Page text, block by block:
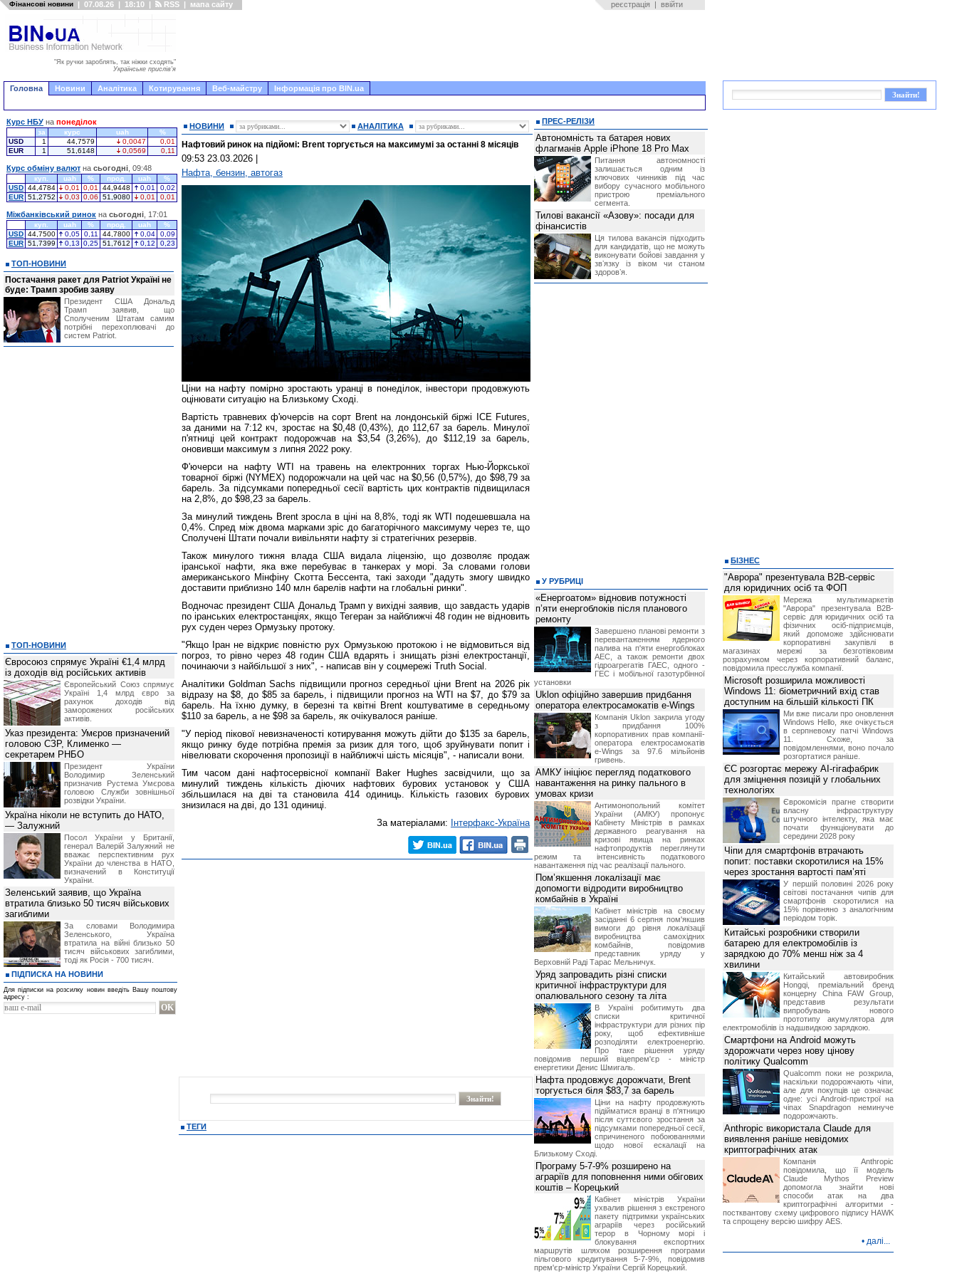
Фінансові новини | 07.08.26 | 18:10 | RSS | мапа сайту реєстрація | ввійти
"Як ручки зароблять, так ніжки сходять"
Українське прислів'я
Головна Новини Аналітика Котирування Веб-майстру Інформація про BIN.ua
НОВИНИ АНАЛІТИКА
Нафтовий ринок на підйомі: Brent торгується на максимумі за останні 8 місяців
09:53 23.03.2026
Нафта, бензин, автогаз
Ціни на нафту помірно зростають уранці в понеділок, інвестори продовжують
оцінювати ситуацію на Близькому Сході.
Вартість травневих ф'ючерсів на сорт Brent на лондонській біржі ICE Futures,
за даними на 7:12 кч, зростає на $0,48 (0,43%), до 112,67 за барель. Минулої
п'ятниці цей контракт подорожчав на $3,54 (3,26%), до $112,19 за барель,
оновивши максимум з липня 2022 року.
Ф'ючерси на нафту WTI на травень на електронних торгах Нью-Йоркської
товарної біржі (NYMEX) подорожчали на цей час на $0,56 (0,57%), до $98,79 за
барель. За підсумками попередньої сесії вартість цих контрактів підвищилася
на 2,8%, до $98,23 за барель.
За минулий тиждень Brent зросла в ціні на 8,8%, тоді як WTI подешевшала на
0,4%. Спред між двома марками зріс до багаторічного максимуму через те, що
Сполучені Штати почали вивільняти нафту зі стратегічних резервів.
Також минулого тижня влада США видала ліцензію, що дозволяє продаж
іранської нафти, яка вже перебуває в танкерах у морі. За словами голови
американського Мінфіну Скотта Бессента, такі заходи "дадуть змогу швидко
доставити приблизно 140 млн барелів нафти на глобальні ринки".
Водночас президент США Дональд Трамп у вихідні заявив, що завдасть ударів
по іранських електростанціях, якщо Тегеран за найближчі 48 годин не відновить
рух суден через Ормузьку протоку.
"Якщо Іран не відкриє повністю рух Ормузькою протокою і не відмовиться від
погроз, то рівно через 48 годин США вдарять і знищать різні електростанції,
починаючи з найбільшої з них", - написав він у соцмережі Truth Social.
Аналітики Goldman Sachs підвищили прогноз середньої ціни Brent на 2026 рік
відразу на $8, до $85 за барель, і підвищили прогноз на WTI на $7, до $79 за
барель. На їхню думку, в березні та квітні Brent коштуватиме в середньому
$110 за барель, а не $98 за барель, як очікувалося раніше.
"У період пікової невизначеності котирування можуть дійти до $135 за барель,
якщо ринку буде потрібна премія за ризик для того, щоб зруйнувати попит і
нівелювати скорочення пропозиції в найближчі шість місяців", - написали вони.
Тим часом дані нафтосервісної компанії Baker Hughes засвідчили, що за
минулий тиждень кількість діючих нафтових бурових установок у США
збільшилася на дві та становила 414 одиниць. Кількість газових бурових
знизилася на дві, до 131 одиниці.
За матеріалами: Інтерфакс-Україна
ТЕГИ
Курс НБУ на понеділок
за курс uah
%
USD
1 44,7579 0,0047
0,01
EUR
1 51,6148 0,0569 0,11
Курс обміну валют на сьогодні , 09:48
куп. uah % прод. uah
%
USD 44,4784 0,01 0,01 44,9448 0,01
0,02
EUR 51,2752 0,03 0,06 51,9080 0,01 0,01
Міжбанківський ринок на сьогодні , 17:01
куп. uah % прод. uah
%
USD 44,7500 0,05 0,11 44,7800 0,04
0,09
EUR 51,7399 0,13 0,25 51,7612 0,12 0,23
ТОП-НОВИНИ
Постачання ракет для Patriot Україні не
буде: Трамп зробив заяву
Президент США Дональд
Трамп заявив, що
Сполученим Штатам самим
потрібні перехоплювачі до
систем Patriot.
ТОП-НОВИНИ
Євросоюз спрямує Україні €1,4 млрд
із доходів від російських активів
Європейський Союз спрямує
Україні 1,4 млрд євро за
рахунок доходів від
заморожених російських
активів.
Указ президента: Умєров призначений
головою СЗР, Клименко —
секретарем РНБО
Президент України
Володимир Зеленський
призначив Pустема Умєрова
головою Служби зовнішньої
розвідки України.
Україна ніколи не вступить до НАТО,
— Залужний
Посол України у Британії,
генерал Валерій Залужний не
вважає перспективним рух
України до членства в НАТО,
визначений в Конституції
України.
Зеленський заявив, що Україна
втратила близько 50 тисяч військових
загиблими
За словами Володимира
Зеленського, Україна
втратила на війні близько 50
тисяч військових загиблими,
тоді як Росія - 700 тисяч.
ПІДПИСКА НА НОВИНИ
Для підписки на розсилку новин введіть Вашу поштову
адресу :
ПРЕС-РЕЛІЗИ
Автономність та батарея нових
флагманів Apple iPhone 18 Pro Max
Питання автономності
залишається одним із
ключових чинників під час
вибору сучасного мобільного
пристрою преміального
сегмента.
Тилові вакансії «Азову»: посади для
фінансистів
Ця тилова вакансія підходить
для кандидатів, що не можуть
виконувати бойові завдання у
звʼязку із віком чи станом
здоровʼя.
У РУБРИЦІ
«Енергоатом» відновив потужності
п’яти енергоблоків після планового
ремонту
Завершено планові ремонти з
перевантаженням ядерного
палива на п'яти енергоблоках
АЕС, а також ремонти двох
гідроагрегатів ГАЕС, одного -
ГЕС і мобільної газотурбінної
установки
Uklon офіційно завершив придбання
оператора електросамокатів e-Wings
Компанія Uklon закрила угоду
з придбання 100%
корпоративних прав компанії-
оператора електросамокатів
e-Wings за 97.6 мільйонів
гривень.
АМКУ ініціює перегляд податкового
навантаження на ринку пального в
умовах кризи
Антимонопольний комітет
України (АМКУ) пропонує
Кабінету Міністрів в рамках
державного реагування на
кризові явища на ринках
нафтопродуктів переглянути
режим та інтенсивність податкового
навантаження під час реалізації пального.
Пом’якшення локалізації має
допомогти відродити виробництво
комбайнів в Україні
Кабінет міністрів на своєму
засіданні 6 серпня пом'якшив
вимоги до рівня локалізації
виробництва самохідних
комбайнів, повідомив
представник уряду у
Верховній Раді Тарас Мельничук.
Уряд запровадить різні списки
критичної інфраструктури для
опалювального сезону та літа
В Україні робитимуть два
списки критичної
інфраструктури для різних пір
року, щоб ефективніше
розподіляти електроенергію.
Про таке рішення уряду
повідомив перший віцепрем'єр - міністр
енергетики Денис Шмигаль.
Нафта продовжує дорожчати, Brent
торгується біля $83,7 за барель
Ціни на нафту продовжують
підійматися вранці в п'ятницю
після суттєвого зростання за
підсумками попередньої сесії,
спричиненого побоюваннями
щодо нової ескалації на
Близькому Сході.
Програму 5-7-9% розширено на
аграріїв для поповнення ними обігових
коштів – Корецький
Кабінет міністрів України
ухвалив рішення з екстреного
пакету підтримки українських
аграріїв через російський
терор в Чорному морі і
блокування експортних
маршрутів шляхом розширення програми
пільгового кредитування 5-7-9%, повідомив
прем'єр-міністр України Сергій Корецький.
БІЗНЕС
"Аврора" презентувала B2B-сервіс
для юридичних осіб та ФОП
Мережа мультимаркетів
"Аврора" презентувала B2B-
сервіс для юридичних осіб та
фізичних осіб-підприємців,
який допоможе здійснювати
корпоративні закупівлі в
магазинах мережі за безготівковим
розрахунком через корпоративний баланс,
повідомила пресслужба компанії.
Microsoft розширила можливості
Windows 11: біометричний вхід став
доступним на більшій кількості ПК
Ми вже писали про оновлення
Windows Hello, яке очікується
в серпневому патчі Windows
11. Схоже, за
повідомленнями, воно почало
розгортатися раніше.
ЄС розгортає мережу AI-гігафабрик
для зміцнення позицій у глобальних
технологіях
Єврокомісія прагне створити
власну інфраструктуру
штучного інтелекту, яка має
почати функціонувати до
середини 2028 року
Чіпи для смартфонів втрачають
попит: поставки скоротилися на 15%
через зростання вартості пам’яті
У першій половині 2026 року
світові постачання чипів для
смартфонів скоротилися на
15% порівняно з аналогічним
періодом торік.
Китайські розробники створили
батарею для електромобілів із
зарядкою до 70% менш ніж за 4
хвилини
Китайський автовиробник
Hongqi, преміальний бренд
концерну China FAW Group,
представив результати
випробувань нового
прототипу акумулятора для
електромобілів із надшвидкою зарядкою.
Смартфони на Android можуть
здорожчати через нову цінову
політику Qualcomm
Qualcomm поки не розкрила,
наскільки подорожчають чіпи,
але для покупців це означає
одне: усі Android-пристрої на
чіпах Snapdragon неминуче
подорожчають.
Anthropic використала Claude для
виявлення раніше невідомих
криптографічних атак
Компанія Anthropic
повідомила, що її модель
Claude Mythos Preview
допомогла знайти нові
способи атак на два
криптографічні алгоритми -
постквантову схему цифрового підпису HAWK
та спрощену версію шифру AES.
• далі...